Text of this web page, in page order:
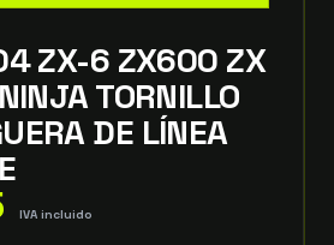
ZX-6 ZX600 ZX
TORNILLO
DE LÍNEA
IVA incluido